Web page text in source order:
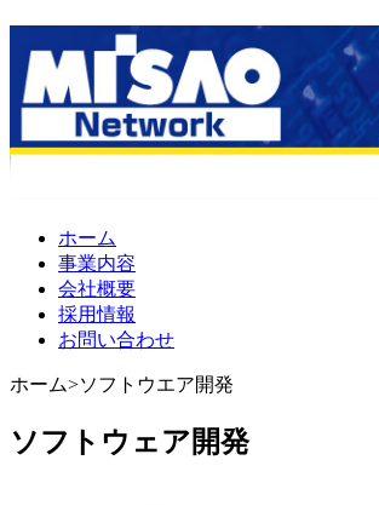
ホーム
事業内容
会社概要
採用情報
お問い合わせ
ホーム>ソフトウエア開発
ソフトウェア開発